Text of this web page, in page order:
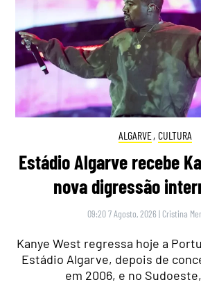
ALGARVE, CULTURA
Estádio Algarve recebe
nova digressão
09:20 7 Agosto, 2026 | Cristina
Kanye West regressa hoje a
Estádio Algarve, depois de
em 2006, e no Sudoeste,